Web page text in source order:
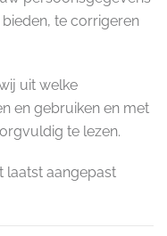
te corrigeren
uit welke
en gebruiken en met
te lezen.
laatst aangepast